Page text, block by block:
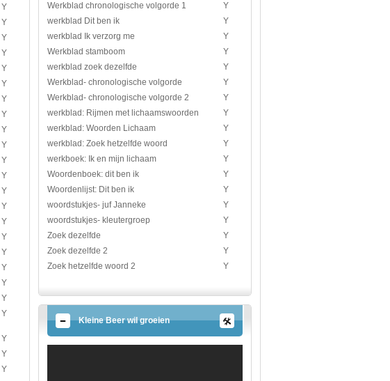
Y
Y
Y
Y
Y
Y
Y
Y
Y
Y
Y
Y
Y
Y
Y
Y
Y
Y
Y
Y
Y
Y
Y
Y
Werkblad chronologische volgorde 1
Y
werkblad Dit ben ik
Y
werkblad Ik verzorg me
Y
Werkblad stamboom
Y
werkblad zoek dezelfde
Y
Werkblad- chronologische volgorde
Y
Werkblad- chronologische volgorde 2
Y
werkblad: Rijmen met lichaamswoorden
Y
werkblad: Woorden Lichaam
Y
werkblad: Zoek hetzelfde woord
Y
werkboek: Ik en mijn lichaam
Y
Woordenboek: dit ben ik
Y
Woordenlijst: Dit ben ik
Y
woordstukjes- juf Janneke
Y
woordstukjes- kleutergroep
Y
Zoek dezelfde
Y
Zoek dezelfde 2
Y
Zoek hetzelfde woord 2
Y
Kleine Beer wil groeien